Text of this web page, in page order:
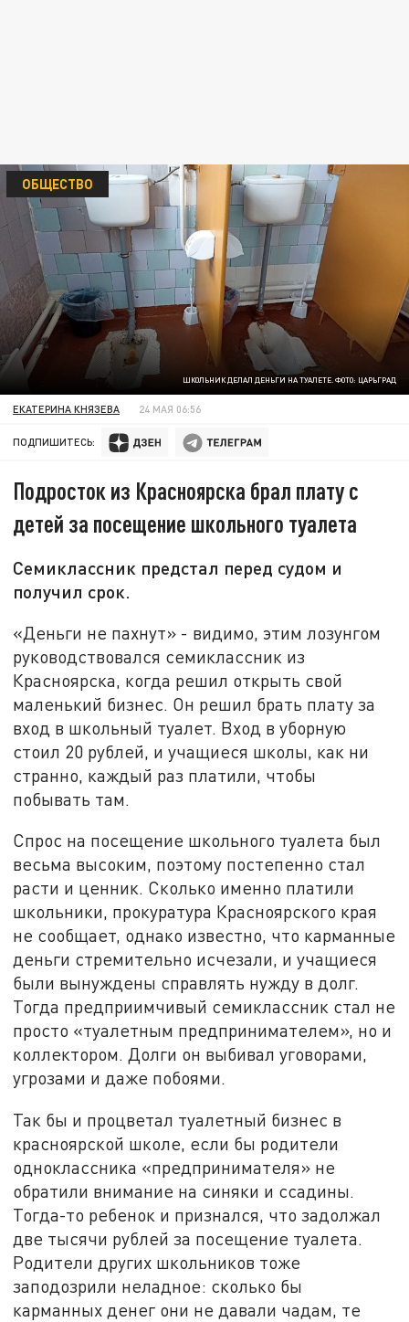
ШКОЛЬНИК ДЕЛАЛ ДЕНЬГИ НА ТУАЛЕТЕ. ФОТО: ЦАРЬГРАД
ОБЩЕСТВО
ЕКАТЕРИНА КНЯЗЕВА 24 МАЯ 06:56
ПОДПИШИТЕСЬ:
Подросток из Красноярска брал плату с
детей за посещение школьного туалета
Семиклассник предстал перед судом и
получил срок.
«Деньги не пахнут» - видимо, этим лозунгом
руководствовался семиклассник из
Красноярска, когда решил открыть свой
маленький бизнес. Он решил брать плату за
вход в школьный туалет. Вход в уборную
стоил 20 рублей, и учащиеся школы, как ни
странно, каждый раз платили, чтобы
побывать там.
Спрос на посещение школьного туалета был
весьма высоким, поэтому постепенно стал
расти и ценник. Сколько именно платили
школьники, прокуратура Красноярского края
не сообщает, однако известно, что карманные
деньги стремительно исчезали, и учащиеся
были вынуждены справлять нужду в долг.
Тогда предприимчивый семиклассник стал не
просто «туалетным предпринимателем», но и
коллектором. Долги он выбивал уговорами,
угрозами и даже побоями.
Так бы и процветал туалетный бизнес в
красноярской школе, если бы родители
одноклассника «предпринимателя» не
обратили внимание на синяки и ссадины.
Тогда-то ребенок и признался, что задолжал
две тысячи рублей за посещение туалета.
Родители других школьников тоже
заподозрили неладное: сколько бы
карманных денег они не давали чадам, те